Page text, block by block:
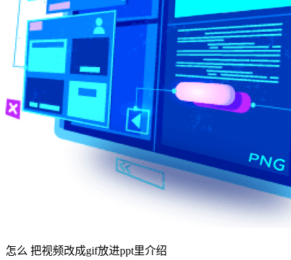
怎么 把视频改成gif放进ppt里介绍